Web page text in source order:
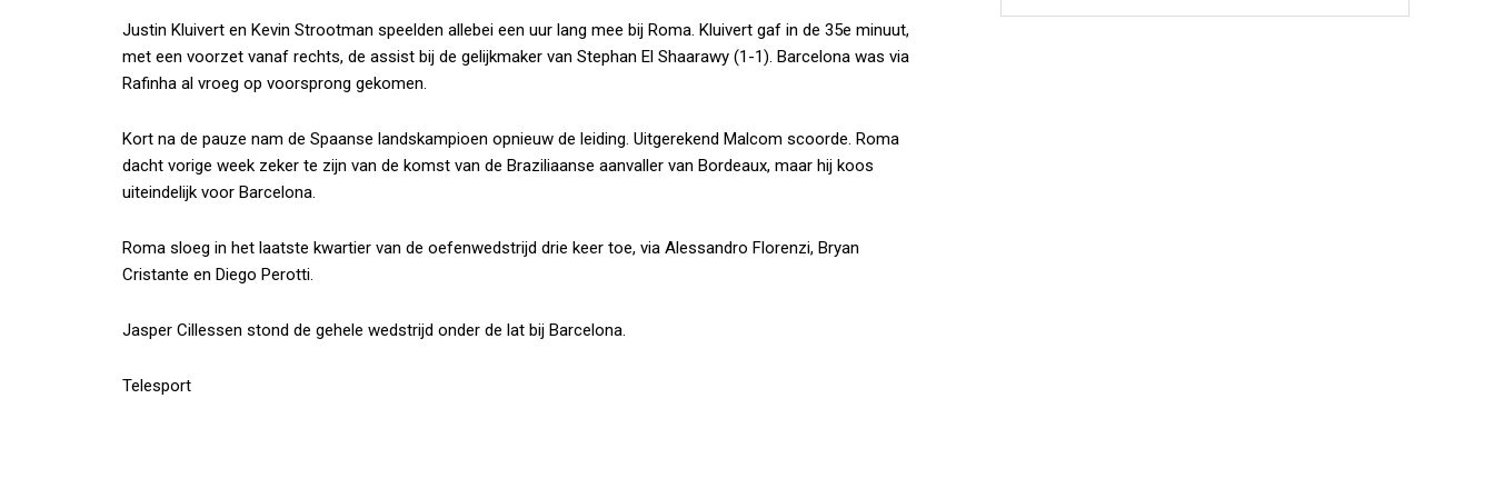
Justin Kluivert en Kevin Strootman speelden allebei een uur lang mee bij Roma. Kluivert gaf in de 35e minuut,
met een voorzet vanaf rechts, de assist bij de gelijkmaker van Stephan El Shaarawy (1-1). Barcelona was via
Rafinha al vroeg op voorsprong gekomen.
Kort na de pauze nam de Spaanse landskampioen opnieuw de leiding. Uitgerekend Malcom scoorde. Roma
dacht vorige week zeker te zijn van de komst van de Braziliaanse aanvaller van Bordeaux, maar hij koos
uiteindelijk voor Barcelona.
Roma sloeg in het laatste kwartier van de oefenwedstrijd drie keer toe, via Alessandro Florenzi, Bryan
Cristante en Diego Perotti.
Jasper Cillessen stond de gehele wedstrijd onder de lat bij Barcelona.
Telesport